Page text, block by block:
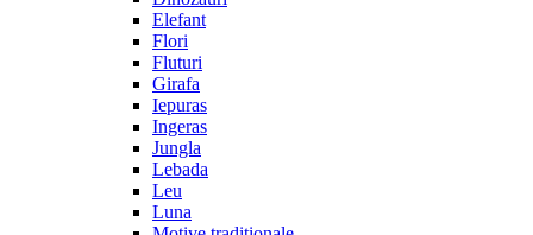
Elefant
Flori
Fluturi
Girafa
Iepuras
Ingeras
Jungla
Lebada
Leu
Luna